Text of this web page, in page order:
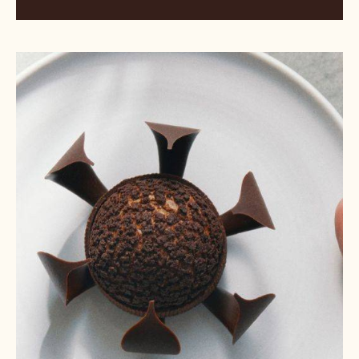
PRALINE MET ZURE KERS EN OUZO
Dubbele
chocoladesoezen